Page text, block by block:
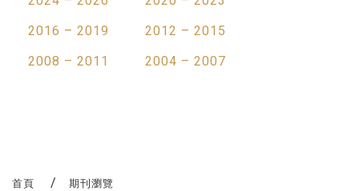
2016 – 2019
2012 – 2015
2008 – 2011
2004 – 2007
首頁 期刊瀏覽